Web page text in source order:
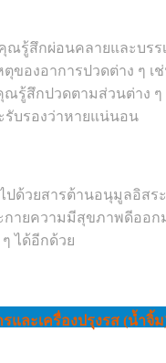
กผ่อนคลายและบรรเท
ตุของอาการปวดต่าง ๆ
รู้สึกปวดตามส่วนต่าง
รับรองว่าหายแน่นอน
ยสารต้านอนุมูลอิสระ
ายความมีสุขภาพดีออ
ได้อีกด้วย
และเครื่องปรุงรส (น้ำ